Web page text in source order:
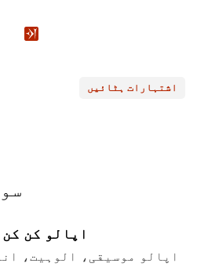
اشتہارات ہٹائیں
اپالو کن
اپالو موسیقی، الوہیت،